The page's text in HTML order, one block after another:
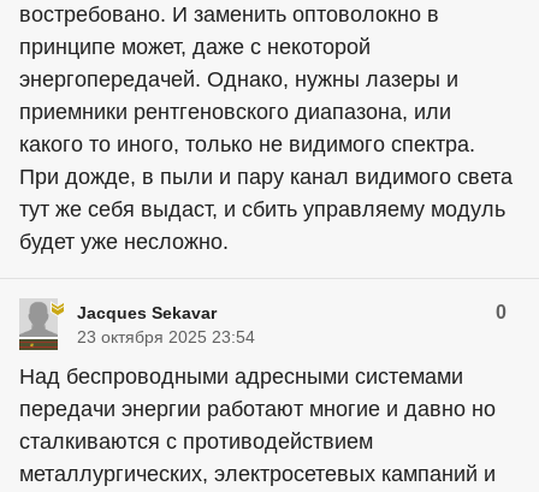
востребовано. И заменить оптоволокно в
принципе может, даже с некоторой
энергопередачей. Однако, нужны лазеры и
приемники рентгеновского диапазона, или
какого то иного, только не видимого спектра.
При дожде, в пыли и пару канал видимого света
тут же себя выдаст, и сбить управляему модуль
будет уже несложно.
Jacques Sekavar 0
23 октября 2025 23:54
Над беспроводными адресными системами
передачи энергии работают многие и давно но
сталкиваются с противодействием
металлургических, электросетевых кампаний и